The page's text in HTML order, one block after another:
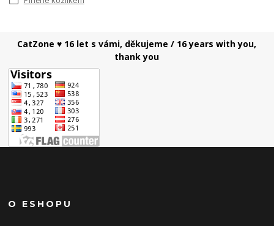
CatZone ♥ 16 let s vámi, děkujeme / 16 years with you,
thank you
O ESHOPU